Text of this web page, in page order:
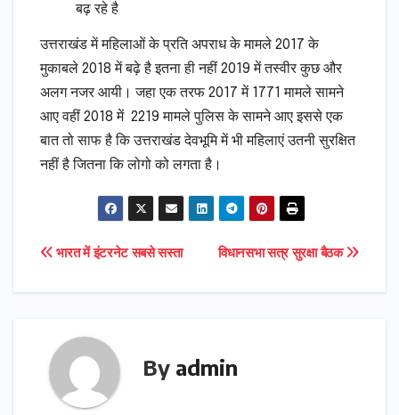
बढ़ रहे है
उत्तराखंड में महिलाओं के प्रति अपराध के मामले 2017 के
मुकाबले 2018 में बढ़े है इतना ही नहीं 2019 में तस्वीर कुछ और
अलग नजर आयी। जहा एक तरफ 2017 में 1771 मामले सामने
आए वहीं 2018 में 2219 मामले पुलिस के सामने आए इससे एक
बात तो साफ है कि उत्तराखंड देवभूमि में भी महिलाएं उतनी सुरक्षित
नहीं है जितना कि लोगो को लगता है।
Post
navigation
विधानसभा सत्र सुरक्षा बैठक
भारत में इंटरनेट सबसे सस्ता
By admin